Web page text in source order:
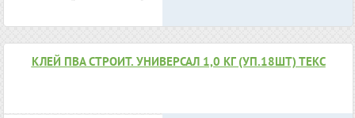
КЛЕЙ ПВА СТРОИТ. УНИВЕРСАЛ 1,0 КГ (УП.18ШТ) ТЕКС